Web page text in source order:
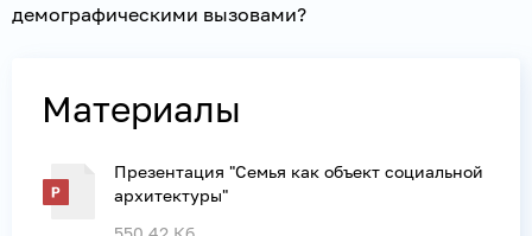
демографическими вызовами?
Материалы
Презентация "Семья как объект социальной
архитектуры"